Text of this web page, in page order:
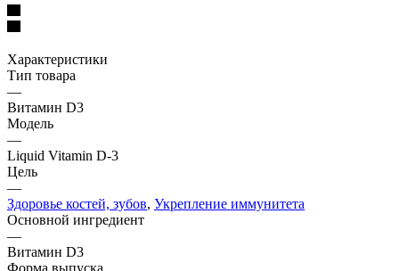
Характеристики
Тип товара
—
Витамин D3
Модель
—
Liquid Vitamin D-3
Цель
—
Здоровье костей, зубов, Укрепление иммунитета
Основной ингредиент
—
Витамин D3
Форма выпуска